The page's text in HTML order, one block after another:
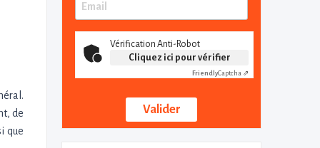
de
que
Vérification Anti-Robot
Cliquez ici pour vérifier
FriendlyCaptcha ⇗